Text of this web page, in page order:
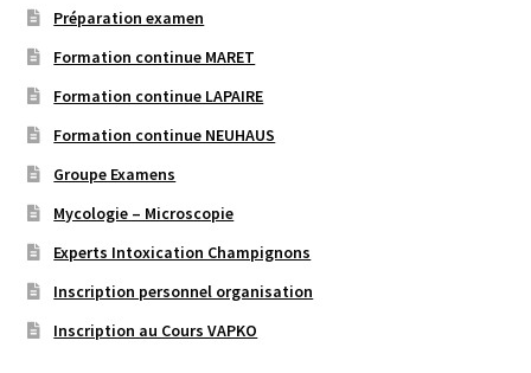
Préparation examen
Formation continue MARET
Formation continue LAPAIRE
Formation continue NEUHAUS
Groupe Examens
Mycologie – Microscopie
Experts Intoxication Champignons
Inscription personnel organisation
Inscription au Cours VAPKO